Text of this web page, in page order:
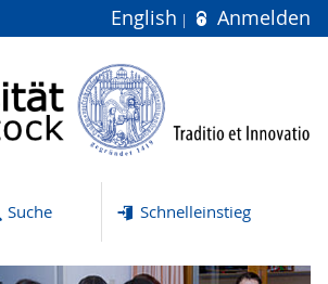
English Anmelden
Suche Schnelleinstieg